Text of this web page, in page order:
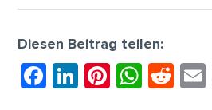
Diesen Beitrag teilen:
F
Li
Pi W R